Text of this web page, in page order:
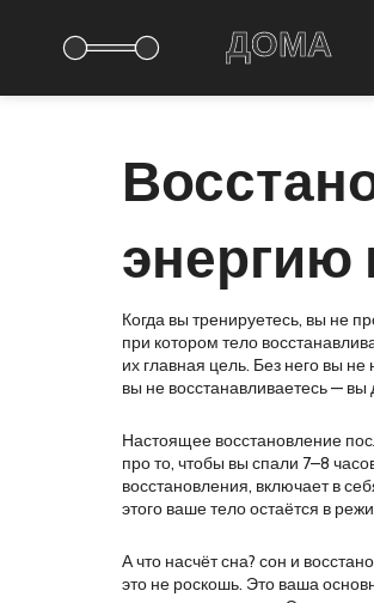
энергию
Когда вы тренируетесь, вы не
при котором тело
их главная цель. Без него вы
вы не восстанавливаетесь —
Настоящее восстановление
про то, чтобы вы спали 7–8
восстановления, включает в
этого ваше тело остаётся в
А что насчёт сна? сон и
это не роскошь. Это ваша